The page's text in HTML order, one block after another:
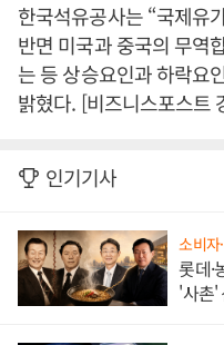
한국석유공사는 “국제유
반면 미국과 중국의 무역
는 등 상승요인과 하락요
밝혔다. [비즈니스포스트
인기기사
소비자
롯데·
'사촌'